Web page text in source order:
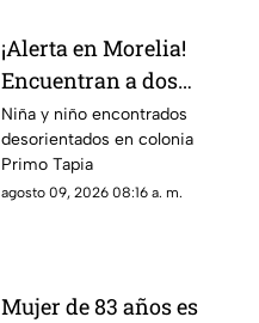
¡Alerta en Morelia!
Encuentran a dos
menores desorientados
en la Primo Tapia
Oriente
Niña y niño encontrados
desorientados en colonia
Primo Tapia
agosto 09, 2026 08:16 a. m.
Mujer de 83 años es